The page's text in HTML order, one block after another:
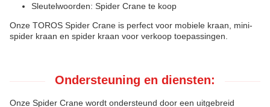
Sleutelwoorden: Spider Crane te koop
Onze TOROS Spider Crane is perfect voor mobiele kraan, mini-
spider kraan en spider kraan voor verkoop toepassingen.
Ondersteuning en diensten:
Onze Spider Crane wordt ondersteund door een uitgebreid